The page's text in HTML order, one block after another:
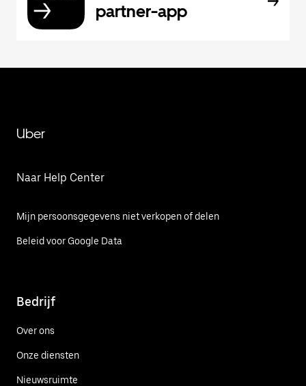
partner-app
Uber
Naar Help Center
Mijn persoonsgegevens niet verkopen of delen
Beleid voor Google Data
Bedrijf
Over ons
Onze diensten
Nieuwsruimte